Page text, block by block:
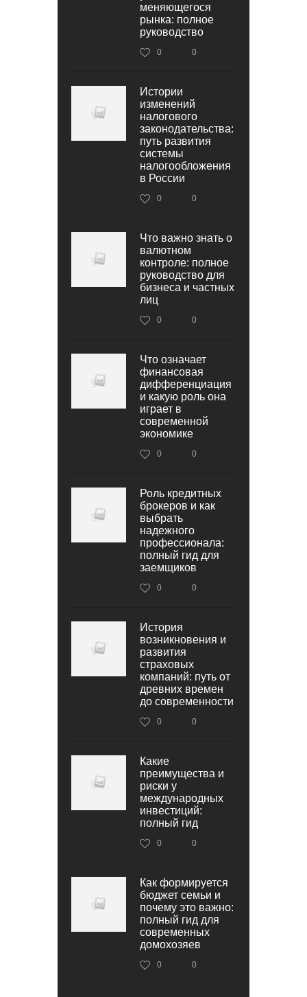
меняющегося
рынка: полное
руководство
0 0
Истории
изменений
налогового
законодательства:
путь развития
системы
налогообложения
в России
0 0
Что важно знать о
валютном
контроле: полное
руководство для
бизнеса и частных
лиц
0 0
Что означает
финансовая
дифференциация
и какую роль она
играет в
современной
экономике
0 0
Роль кредитных
брокеров и как
выбрать
надежного
профессионала:
полный гид для
заемщиков
0 0
История
возникновения и
развития
страховых
компаний: путь от
древних времен
до современности
0 0
Какие
преимущества и
риски у
международных
инвестиций:
полный гид
0 0
Как формируется
бюджет семьи и
почему это важно:
полный гид для
современных
домохозяев
0 0